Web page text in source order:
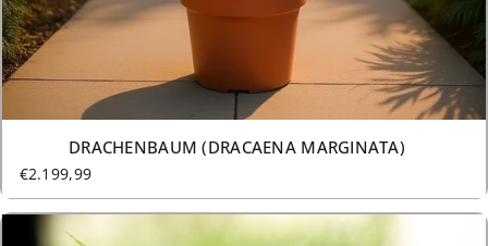
3 GRÖSSEN AB €2.199,99
DRACHENBAUM (DRACAENA MARGINATA)
€2.199,99